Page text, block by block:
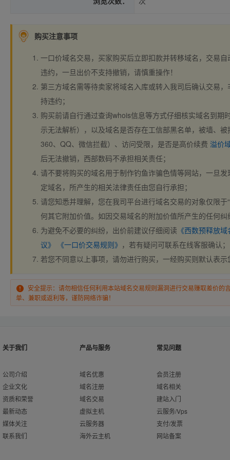
购买注意事项
一口价域名交易，买家购买后立即扣款并转移域名，交易
违约，一旦出价不支持撤销，请慎重操作！
第三方域名需等待卖家将域名入库或转入我司后确认交易
持违约；
购买前请自行通过查询whois信息等方式仔细核实域名到期
示无法解析），以及域名是否存在工信部黑名单，被墙、
360、QQ、微信拦截）、访问受限，是否是高价续费 溢价
后无法撤销，西部数码不承担相关责任；
请不要将购买的域名用于制作钓鱼诈骗色情等网站，一旦
定域名，所产生的相关法律责任由您自行承担；
请您知悉并理解，您在我司平台进行域名交易的对象仅限于
何其它附加价值。如因交易域名的附加价值所产生的任何
为避免不必要的纠纷，出价前建议仔细阅读 《西数预释放
议》
《一口价交易规则》 ，若有疑问可联系在线客服确认；
若您不同意以上事项，请勿进行购买，一经购买则默认表
安全提示：请勿相信任何利用本站域名交易规则漏洞进行交易赚取差价的
单、兼职或返利等，谨防网络诈骗！
关于我们
公司介绍
企业文化
资质和荣誉
最新动态
媒体关注
联系我们
产品与服务
域名优惠
域名注册
域名交易
虚拟主机
云服务器
海外云主机
常见问题
会员注册
域名相关
建站入门
云服务/Vps
支付/发票
网站备案